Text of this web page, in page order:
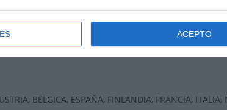
ACEPTO
BÉLGICA, ESPAÑA, FINLANDIA, FRANCIA, ITALIA,